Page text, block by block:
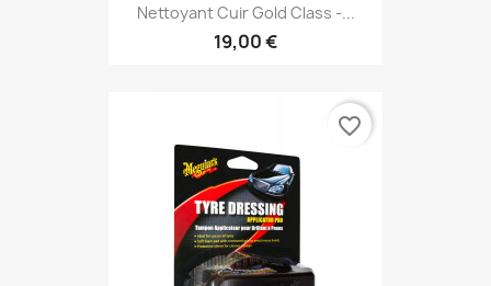
Nettoyant Cuir Gold Class -...
19,00 €
favorite_border